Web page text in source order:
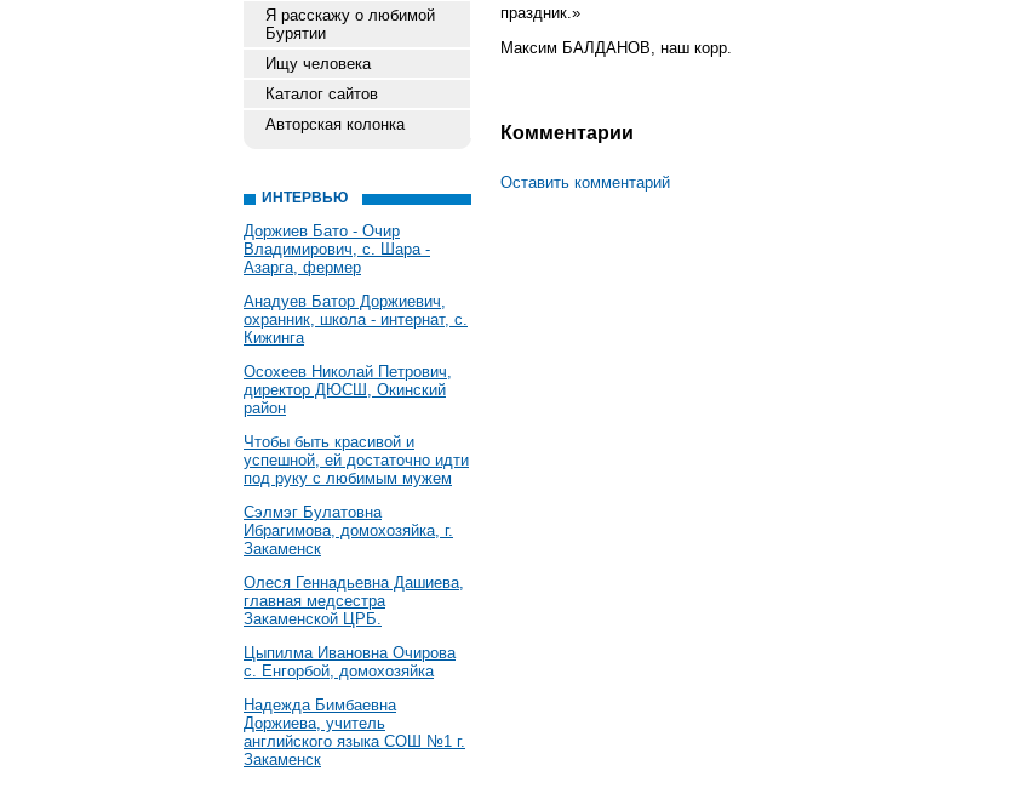
Я расскажу о любимой
Бурятии
Ищу человека
Каталог сайтов
Авторская колонка
ИНТЕРВЬЮ
Доржиев Бато - Очир
Владимирович, с. Шара -
Азарга, фермер
Анадуев Батор Доржиевич,
охранник, школа - интернат, с.
Кижинга
Осохеев Николай Петрович,
директор ДЮСШ, Окинский
район
Чтобы быть красивой и
успешной, ей достаточно идти
под руку с любимым мужем
Сэлмэг Булатовна
Ибрагимова, домохозяйка, г.
Закаменск
Олеся Геннадьевна Дашиева,
главная медсестра
Закаменской ЦРБ.
Цыпилма Ивановна Очирова
с. Енгорбой, домохозяйка
Надежда Бимбаевна
Доржиева, учитель
английского языка СОШ №1 г.
Закаменск
праздник.»
Максим БАЛДАНОВ, наш корр.
Комментарии
Оставить комментарий